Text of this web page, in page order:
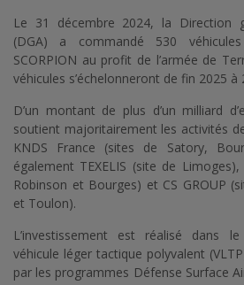
Le 31 décembre 2024, la Direction
(DGA) a commandé 530
SCORPION au profit de l’armée de
véhicules s’échelonneront de fin 2025 à
D’un montant de plus d’un milliard
soutient majoritairement les activités
KNDS France (sites de Satory,
également TEXELIS (site de
Robinson et Bourges) et CS GROUP
et Toulon).
L’investissement est réalisé dans
véhicule léger tactique polyvalent
par les programmes Défense Surface